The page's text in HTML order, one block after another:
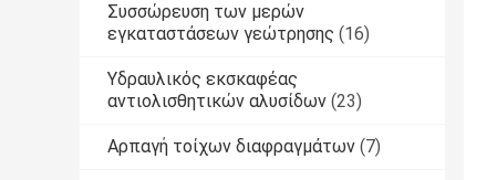
Συσσώρευση των μερών
εγκαταστάσεων γεώτρησης (16)
Υδραυλικός εκσκαφέας
αντιολισθητικών αλυσίδων (23)
Αρπαγή τοίχων διαφραγμάτων (7)